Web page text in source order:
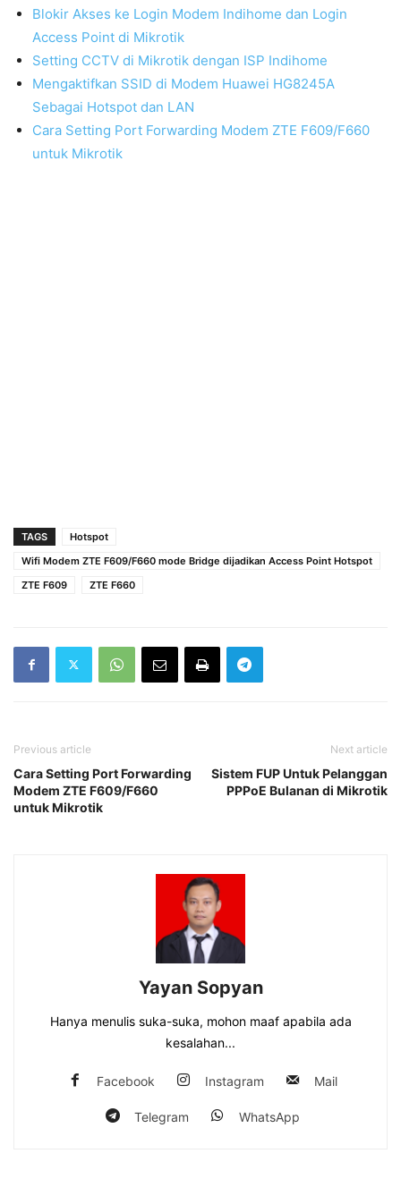
Blokir Akses ke Login Modem Indihome dan Login
Access Point di Mikrotik
Setting CCTV di Mikrotik dengan ISP Indihome
Mengaktifkan SSID di Modem Huawei HG8245A
Sebagai Hotspot dan LAN
Cara Setting Port Forwarding Modem ZTE F609/F660
untuk Mikrotik
TAGS
Hotspot
Wifi Modem ZTE F609/F660 mode Bridge dijadikan Access Point Hotspot
ZTE F609
ZTE F660
Previous article
Cara Setting Port Forwarding
Modem ZTE F609/F660
untuk Mikrotik
Next article
Sistem FUP Untuk Pelanggan
PPPoE Bulanan di Mikrotik
Yayan Sopyan
Hanya menulis suka-suka, mohon maaf apabila ada
kesalahan...
Facebook Instagram Mail
Telegram WhatsApp